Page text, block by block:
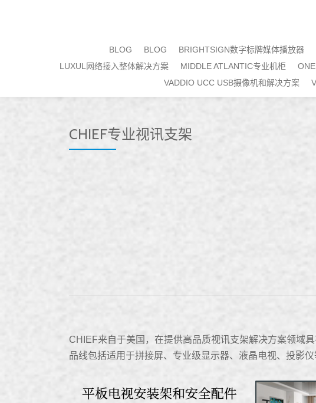
BLOG BLOG BRIGHTSIGN数字标牌媒体播放器
LUXUL网络接入整体解决方案
MIDDLE ATLANTIC专业机柜
VADDIO UCC USB摄像机和解决方案
CHIEF专业视讯支架
CHIEF来自于美国，在提供高品质视讯支架解决方案领域
品线包括适用于拼接屏、专业级显示器、液晶电视、投影仪